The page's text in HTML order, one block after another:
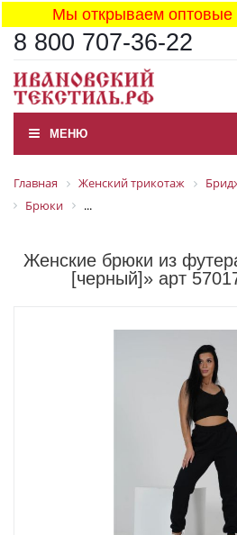
Мы открываем оптовые
8 800 707-36-22
МЕНЮ
Главная Женский трикотаж
Брюки
...
Женские брюки из
[черный]» арт